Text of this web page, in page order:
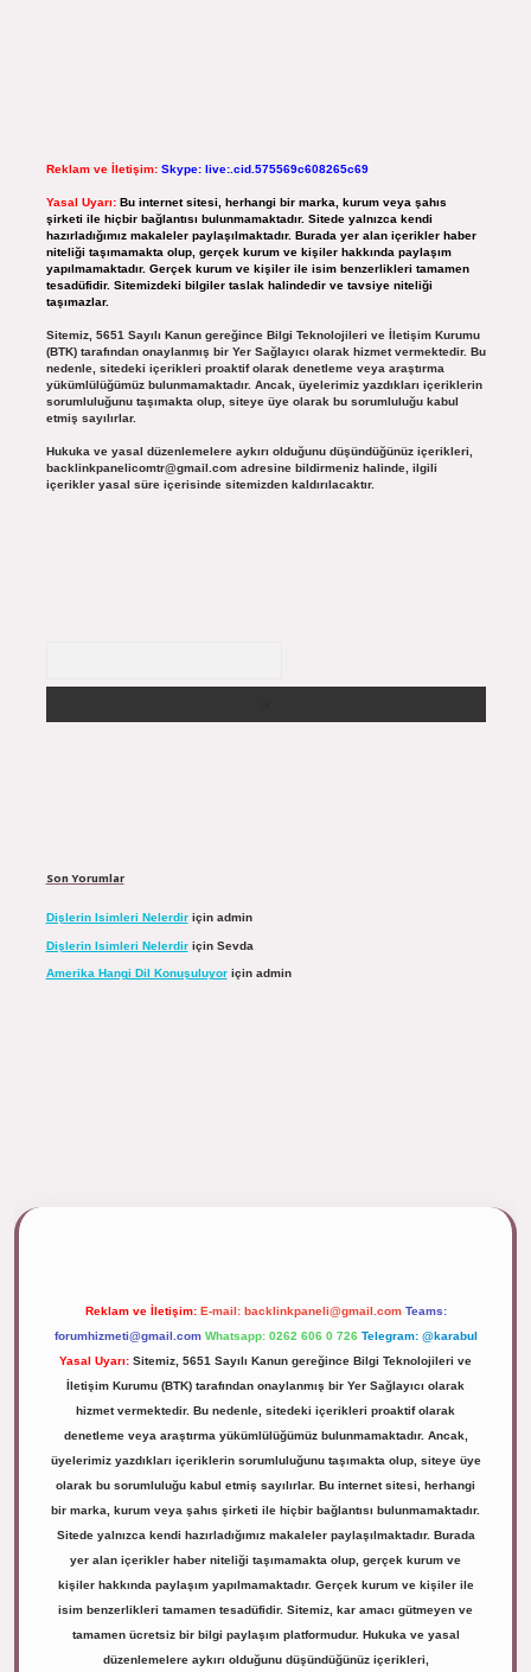
Reklam ve İletişim: Skype: live:.cid.575569c608265c69
Yasal Uyarı: Bu internet sitesi, herhangi bir marka, kurum veya şahıs
şirketi ile hiçbir bağlantısı bulunmamaktadır. Sitede yalnızca kendi
hazırladığımız makaleler paylaşılmaktadır. Burada yer alan içerikler haber
niteliği taşımamakta olup, gerçek kurum ve kişiler hakkında paylaşım
yapılmamaktadır. Gerçek kurum ve kişiler ile isim benzerlikleri tamamen
tesadüfidir. Sitemizdeki bilgiler taslak halindedir ve tavsiye niteliği
taşımazlar.
Sitemiz, 5651 Sayılı Kanun gereğince Bilgi Teknolojileri ve İletişim Kurumu
(BTK) tarafından onaylanmış bir Yer Sağlayıcı olarak hizmet vermektedir. Bu
nedenle, sitedeki içerikleri proaktif olarak denetleme veya araştırma
yükümlülüğümüz bulunmamaktadır. Ancak, üyelerimiz yazdıkları içeriklerin
sorumluluğunu taşımakta olup, siteye üye olarak bu sorumluluğu kabul
etmiş sayılırlar.
Hukuka ve yasal düzenlemelere aykırı olduğunu düşündüğünüz içerikleri,
backlinkpanelicomtr@gmail.comadresine bildirmeniz halinde, ilgili
içerikler yasal süre içerisinde sitemizden kaldırılacaktır.
Son Yorumlar
Dişlerin Isimleri Nelerdiriçin admin
Dişlerin Isimleri Nelerdiriçin Sevda
Amerika Hangi Dil Konuşuluyoriçin admin
Reklam ve İletişim: E-mail: backlinkpaneli@gmail.com Teams:
forumhizmeti@gmail.com Whatsapp: 0262 606 0 726 Telegram: @karabul
Yasal Uyarı: Sitemiz, 5651 Sayılı Kanun gereğince Bilgi Teknolojileri ve
İletişim Kurumu (BTK) tarafından onaylanmış bir Yer Sağlayıcı olarak
hizmet vermektedir. Bu nedenle, sitedeki içerikleri proaktif olarak
denetleme veya araştırma yükümlülüğümüz bulunmamaktadır. Ancak,
üyelerimiz yazdıkları içeriklerin sorumluluğunu taşımakta olup, siteye üye
olarak bu sorumluluğu kabul etmiş sayılırlar. Bu internet sitesi, herhangi
bir marka, kurum veya şahıs şirketi ile hiçbir bağlantısı bulunmamaktadır.
Sitede yalnızca kendi hazırladığımız makaleler paylaşılmaktadır. Burada
yer alan içerikler haber niteliği taşımamakta olup, gerçek kurum ve
kişiler hakkında paylaşım yapılmamaktadır. Gerçek kurum ve kişiler ile
isim benzerlikleri tamamen tesadüfidir. Sitemiz, kar amacı gütmeyen ve
tamamen ücretsiz bir bilgi paylaşım platformudur. Hukuka ve yasal
düzenlemelere aykırı olduğunu düşündüğünüz içerikleri,